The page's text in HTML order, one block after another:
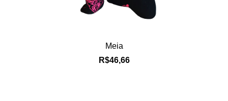
Meia
R$46,66